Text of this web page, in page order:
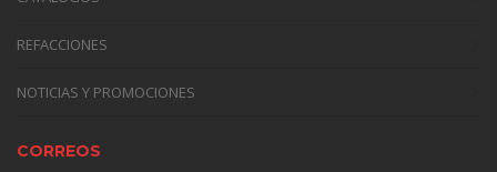
REFACCIONES
NOTICIAS Y PROMOCIONES
CORREOS